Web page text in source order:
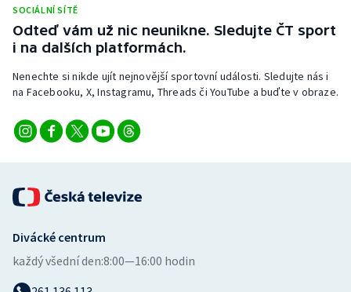
Stolní tenis
Veslování
Vodní slalom
SOCIÁLNÍ SÍTĚ
Odteď vám už nic neunikne. Sledujte ČT sport
i na dalších platformách.
Nenechte si nikde ujít nejnovější sportovní události. Sledujte nás i
na Facebooku, X, Instagramu, Threads či YouTube a buďte v obraze.
Divácké centrum
každý všední den:8:00—16:00 hodin